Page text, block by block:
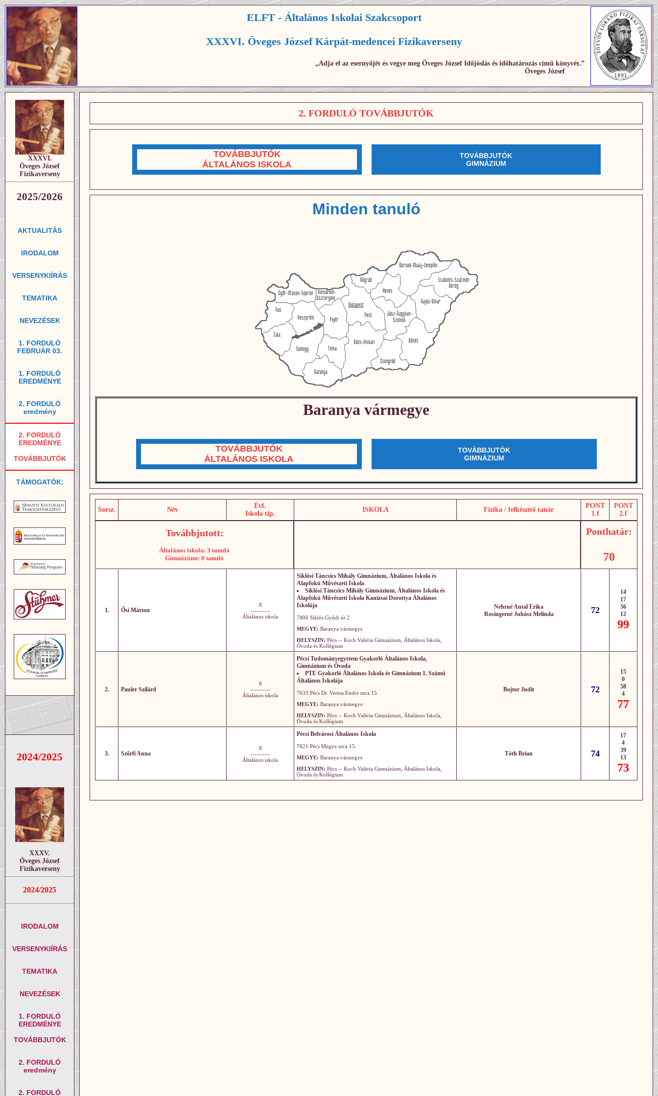
ELFT - Általános Iskolai Szakcsoport
XXXVI. Öveges József Kárpát-medencei Fizikaverseny
„Adja el az esernyőjét és vegye meg Öveges József Időjóslás és időhatározás című könyvét.”
Öveges József
XXXVI.
Öveges József
Fizikaverseny
2025/2026
AKTUALITÁS
IRODALOM
VERSENYKIÍRÁS
TEMATIKA
NEVEZÉSEK
1. FORDULÓ
FEBRUÁR 03.
1. FORDULÓ
EREDMÉNYE
2. FORDULÓ
eredmény
2. FORDULÓ
EREDMÉNYE
TOVÁBBJUTÓK
TÁMOGATÓK:
2024/2025
XXXV.
Öveges József
Fizikaverseny
2024/2025
IRODALOM
VERSENYKIÍRÁS
TEMATIKA
NEVEZÉSEK
1. FORDULÓ
EREDMÉNYE
TOVÁBBJUTÓK
2. FORDULÓ
eredmény
2. FORDULÓ
2. FORDULÓ TOVÁBBJUTÓK
TOVÁBBJUTÓK
ÁLTALÁNOS ISKOLA
TOVÁBBJUTÓK
GIMNÁZIUM
Minden tanuló
Baranya vármegye
TOVÁBBJUTÓK
ÁLTALÁNOS ISKOLA
TOVÁBBJUTÓK
GIMNÁZIUM
Sorsz. Név
Évf.
Iskola tip.
ISKOLA Fizika / felkészítő tanár
PONT
1.f
PONT
2.f
Továbbjutott:
Általános iskola: 3 tanuló
Gimnázium: 0 tanuló
Ponthatár:
70
1. Ősi Márton
8
----------
Általános iskola
Siklósi Táncsics Mihály Gimnázium, Általános Iskola és
Alapfokú Művészeti Iskola
Siklósi Táncsics Mihály Gimnázium, Általános Iskola és
Alapfokú Művészeti Iskola Kanizsai Dorottya Általános
Iskolája
7800 Siklós Gyűdi út 2.
MEGYE: Baranya vármegye
HELYSZIN: Pécs -- Koch Valéria Gimnázium, Általános Iskola,
Óvoda és Kollégium
Nehrné Antal Erika
Rosingerné Juhász Melinda
72
14
17
56
12
99
2. Pauler Szilárd
8
----------
Általános iskola
Pécsi Tudományegyetem Gyakorló Általános Iskola,
Gimnázium és Óvoda
PTE Gyakorló Általános Iskola és Gimnázium 1. Számú
Általános Iskolája
7633 Pécs Dr. Veress Endre utca 15.
MEGYE: Baranya vármegye
HELYSZIN: Pécs -- Koch Valéria Gimnázium, Általános Iskola,
Óvoda és Kollégium
Bojtor Judit 72
15
0
58
4
77
3. Szőrfi Anna
8
----------
Általános iskola
Pécsi Belvárosi Általános Iskola
7621 Pécs Megye utca 15.
MEGYE: Baranya vármegye
HELYSZIN: Pécs -- Koch Valéria Gimnázium, Általános Iskola,
Óvoda és Kollégium
Tóth Brian 74
17
4
39
13
73